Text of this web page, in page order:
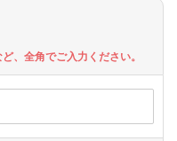
、全角でご入力ください。